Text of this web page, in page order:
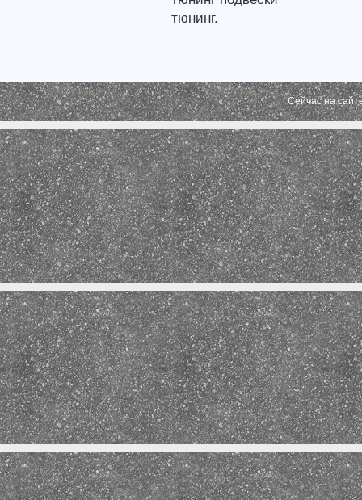
тюнинг.
Сейчас на